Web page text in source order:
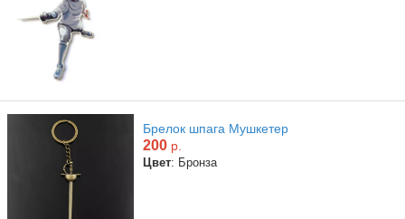
Брелок шпага Мушкетер
200 р.
Цвет: Бронза